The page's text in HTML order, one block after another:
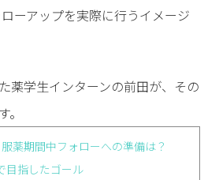
ーアップを実際に行うイメージ
薬学生インターンの前田が、その
薬期間中フォローへの準備は？
目指したゴール